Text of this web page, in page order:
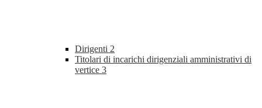
Dirigenti 2
Titolari di incarichi dirigenziali amministrativi di
vertice 3